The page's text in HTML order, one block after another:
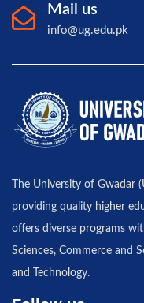
Mail us
info@ug.edu.pk
The University of
providing quality higher
offers diverse programs
Sciences, Commerce and
and Technology.